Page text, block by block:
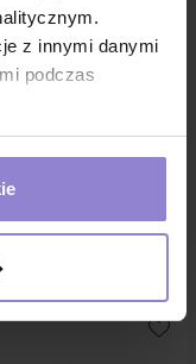
z innymi danymi
podczas
radiofrekwencji igłowej
RF Żelpol
500g